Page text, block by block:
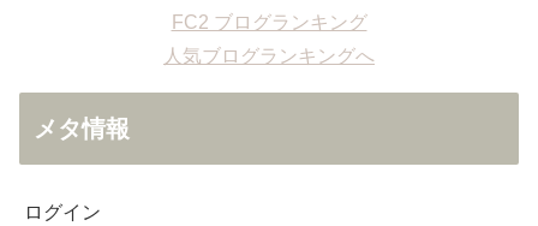
FC2 ブログランキング
人気ブログランキングへ
メタ情報
ログイン